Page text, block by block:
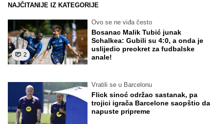
NAJČITANIJE IZ KATEGORIJE
2
Ovo se ne viđa često
Bosanac Malik Tubić junak
Schalkea: Gubili su 4:0, a onda je
uslijedio preokret za fudbalske
anale!
Vratili se u Barcelonu
Flick sinoć održao sastanak, pa
trojici igrača Barcelone saopštio da
napuste pripreme